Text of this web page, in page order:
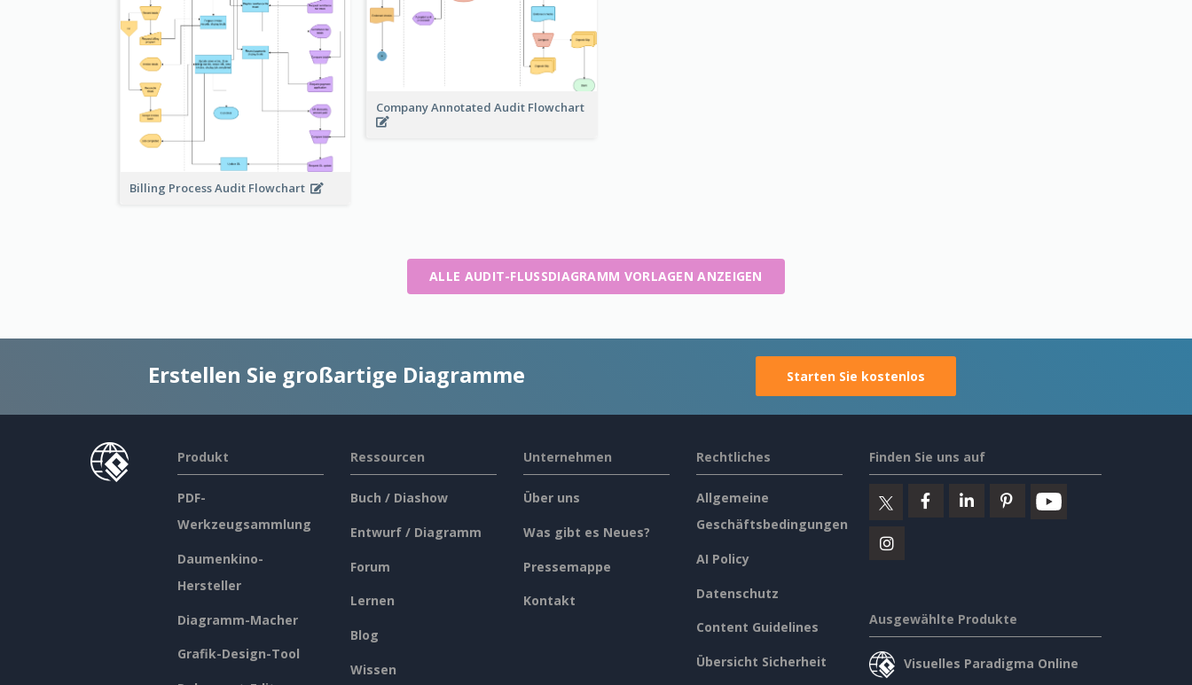
Billing Process Audit Flowchart
Company Annotated Audit Flowchart
ALLE AUDIT-FLUSSDIAGRAMM VORLAGEN ANZEIGEN
Erstellen Sie großartige Diagramme Starten Sie kostenlos
Produkt
PDF-
Werkzeugsammlung
Daumenkino-
Hersteller
Diagramm-Macher
Grafik-Design-Tool
Ressourcen
Buch / Diashow
Entwurf / Diagramm
Forum
Lernen
Blog
Wissen
Unternehmen
Über uns
Was gibt es Neues?
Pressemappe
Kontakt
Rechtliches
Allgemeine
Geschäftsbedingungen
AI Policy
Datenschutz
Content Guidelines
Übersicht Sicherheit
Finden Sie uns auf
Ausgewählte Produkte
Visuelles Paradigma Online